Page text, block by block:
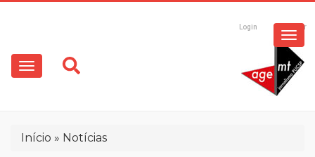
conteúdo
principal
Login Registrar
Main
navigation
Trilha
Início Notícias